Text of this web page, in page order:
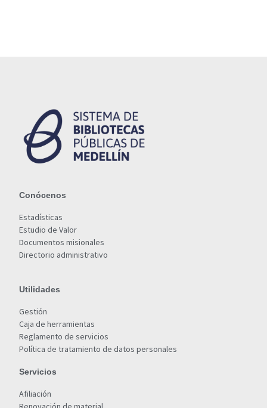
Conócenos
Estadísticas
Estudio de Valor
Documentos misionales
Directorio administrativo
Utilidades
Gestión
Caja de herramientas
Reglamento de servicios
Política de tratamiento de datos personales
Servicios
Afiliación